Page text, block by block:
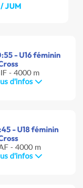
JUM
- U16 féminin
- 4000 m
d'infos
- U18 féminin
- 4000 m
d'infos